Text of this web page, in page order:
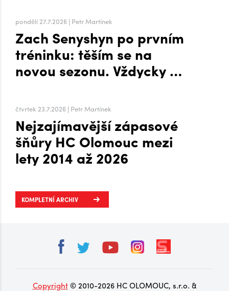
pondělí 27.7.2026 | Petr Martínek
Zach Senyshyn po prvním
tréninku: těším se na
novou sezonu. Vždycky mi
zima, říká o Plechárně
čtvrtek 23.7.2026 | Petr Martínek
Nejzajímavější zápasové
šňůry HC Olomouc mezi
lety 2014 až 2026
KOMPLETNÍ ARCHIV
Copyright© 2010-2026 HC OLOMOUC, s.r.o. &